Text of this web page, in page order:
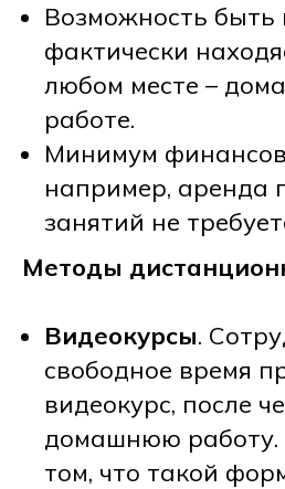
Возможность быть
фактически
любом месте –
работе.
Минимум
например, аренда
занятий не
Методы
Видеокурсы.
свободное время
видеокурс, после
домашнюю работу.
том, что такой